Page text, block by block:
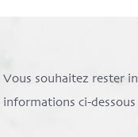
Vous souhaitez rester
informations ci-